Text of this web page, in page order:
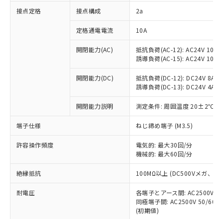
接点定格 接点構成 2a
定格通電電流 10A
開閉能力(AC)
抵抗負荷(AC-12): AC24V 10A/
誘導負荷(AC-15): AC24V
開閉能力(DC)
抵抗負荷(DC-12): DC24V 8A/
誘導負荷(DC-13): DC24V 4A/
開閉能力説明 測定条件: 周囲温度 20±2℃、
端子仕様 ねじ締め端子 (M3.5)
許容操作頻度
電気的: 最大30回/分
機械的: 最大60回/分
絶縁抵抗 100MΩ以上 (DC500Vメガ、点
耐電圧
各端子とアース間: AC2500V
同極端子間: AC2500V 50/
(初期値)
ご利用条件
以下の条件をお読みいただき、同意のうえ
ご利用ください。
本サービスは、当社制御機器事業取扱
商品の当社在庫状況および標準価格
(税抜)を提供させていただくもので
当社制御機器事業取扱商品の中には、
本サービスの対象外となる商品もある
ことをご了承ください。
在庫状況および標準価格照会結果は、
記載している更新日時点での社内デー
タに基づき作成されるものであり、閲
覧された時点での実際の在庫および標
準価格とは異なる場合があることをご
非含有に対応した製品が提供可能な商品で
す。
対応予定：EU RoHS指令（10物質）の非含
有に対応した製品に切り替える予定のある
対応予定なし：EU RoHS指令（10物質）の
非含有に非対応の商品で、対応品を出す予
定はありません。
調査・確認中：EU RoHS指令（10物質）の
非含有の対応状況を調査中または確認中の
非該当品：ライセンス料など無形物で、有
害物質有無と関係のない商品です。
仕入先様の事情により、非含有部品として
いたものが、含有品と判明した場合などや
むを得ず変更することがあります。
六価クロム(Cr(Ⅵ)) 1000ppm以下、ポリ臭化ビフェニル
類(PBB) 1000ppm以下、ポリ臭化ジフェニルエーテル類
「○」：最大均質材料含有率が中国RoHSの
基準値以下であることを示します。
「×」：最大均質材料含有率が中国RoHSの
基準値を超えていることを示します。
「－」：未確認です。当社販売部門へお問
*中国RoHS10物質の基準値 (GB/T26572)：
Pb(鉛) :1000ppm、 Hg(水銀) : 1000ppm、 Cd(カドミウ
Cr(Ⅵ)(六価クロム) : 1000ppm、 PBBs(ポリ臭化ビフェ
当社は、これら貴社製品のうち、外国
為替および外国貿易法に定める商品
（以下｢規制貨物等」という）を輸出
または国外への提供する場合は、日本
国政府の輸出許可(または役務取引許
可)を取得するなどの必要な手続きを